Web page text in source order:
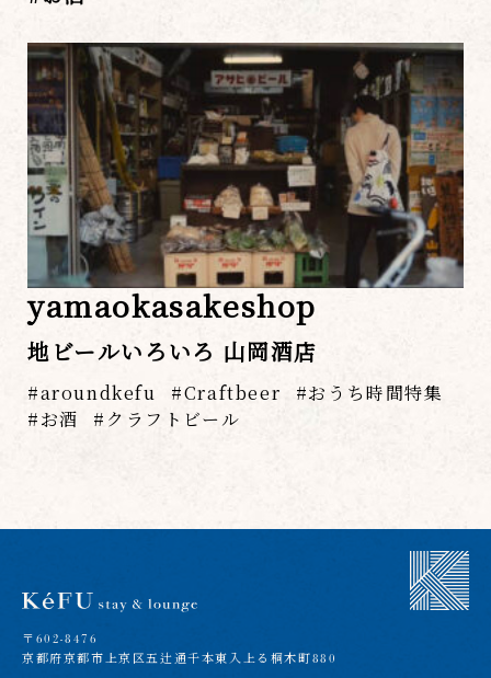
yamaokasakeshop
地ビールいろいろ 山岡酒店
aroundkefu Craftbeer
おうち時間特集
お酒
クラフトビール
〒602-8476
京都府京都市上京区五辻通千本東入上る桐木町880